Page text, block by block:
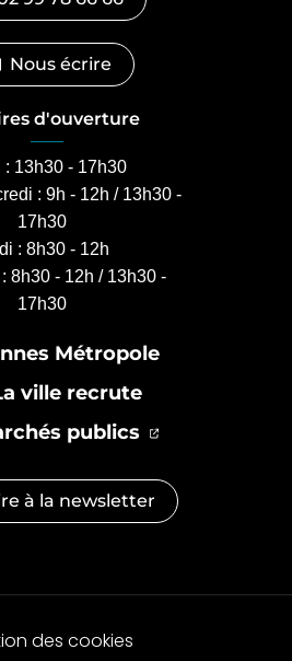
Nous écrire
d'ouverture
: 13h30 - 17h30
: 9h - 12h / 13h30 -
17h30
: 8h30 - 12h
8h30 - 12h / 13h30 -
17h30
Métropole
ville recrute
publics (ouverture
(ouverture
à la newsletter
des cookies